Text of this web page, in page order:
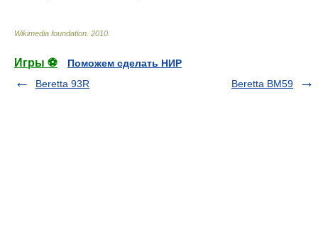
Wikimedia foundation 2010
Игры ⚽
Поможем сделать НИР
Beretta 93R
Beretta BM59